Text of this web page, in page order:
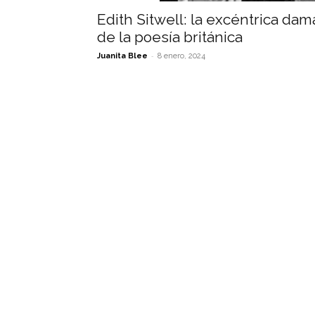
Edith Sitwell: la excéntrica
de la poesía británica
Juanita Blee - 8 enero, 2024